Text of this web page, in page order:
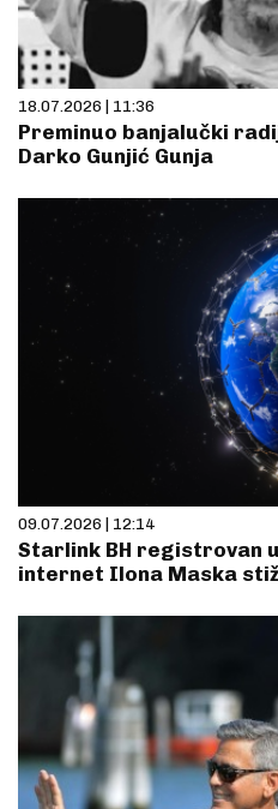
18.07.2026 | 11:36
Preminuo banjalučki
Darko Gunjić Gunja
09.07.2026 | 12:14
Starlink BH registrovan
internet Ilona Maska